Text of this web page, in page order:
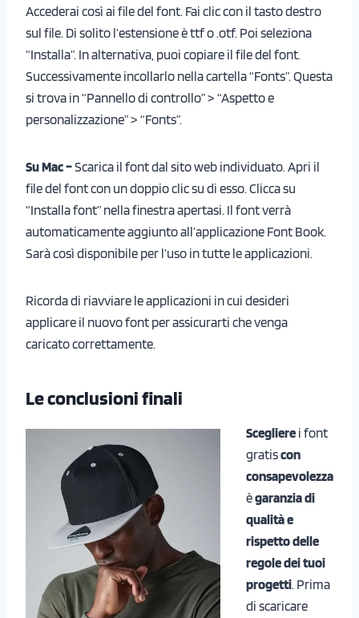
Accederai così ai file del font. Fai clic con il tasto destro
sul file. Di solito l’estensione è ttf o .otf. Poi seleziona
“Installa”. In alternativa, puoi copiare il file del font.
Successivamente incollarlo nella cartella “Fonts”. Questa
si trova in “Pannello di controllo” > “Aspetto e
personalizzazione” > “Fonts”.
Su Mac –Scarica il font dal sito web individuato. Apri il
file del font con un doppio clic su di esso. Clicca su
“Installa font” nella finestra apertasi. Il font verrà
automaticamente aggiunto all’applicazione Font Book.
Sarà così disponibile per l’uso in tutte le applicazioni.
Ricorda di riavviare le applicazioni in cui desideri
applicare il nuovo font per assicurarti che venga
caricato correttamente.
Le conclusioni finali
Scegliere i font
gratiscon
consapevolezza
ègaranzia di
qualità e
rispetto delle
regole dei tuoi
progetti. Prima
di scaricare